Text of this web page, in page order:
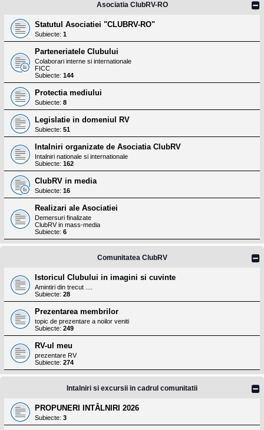
i
a
u
o
r
u
o
t
e
d
i
n
R
o
m
a
i
a
Asociatia ClubRV-RO
Statutul Asociatiei "CLUBRV-RO"
Subiecte: 1
Parteneriatele Clubului
Colaborari interne si internationale
FICC
Subiecte: 144
Protectia mediului
Subiecte: 8
Legislatie in domeniul RV
Subiecte: 51
Intalniri organizate de Asociatia ClubRV
Intalniri nationale si internationale
Subiecte: 162
ClubRV in media
Subiecte: 16
Realizari ale Asociatiei
Demersuri finalizate
ClubRV in mass-media
Subiecte: 6
Comunitatea ClubRV
Istoricul Clubului in imagini si cuvinte
Amintiri din trecut ....
Subiecte: 28
Prezentarea membrilor
topic de prezentare a noilor veniti
Subiecte: 249
RV-ul meu
prezentare RV
Subiecte: 274
Intalniri si excursii in cadrul comunitatii
PROPUNERI INTÂLNIRI 2026
Subiecte: 3